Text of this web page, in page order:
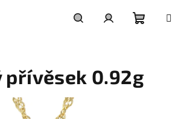
košík
přívěsek 0.92g